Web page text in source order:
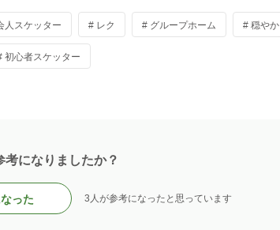
人スケッター # レク # グループホーム # 穏やか
初心者スケッター
考になりましたか？
った 3人が参考になったと思っています